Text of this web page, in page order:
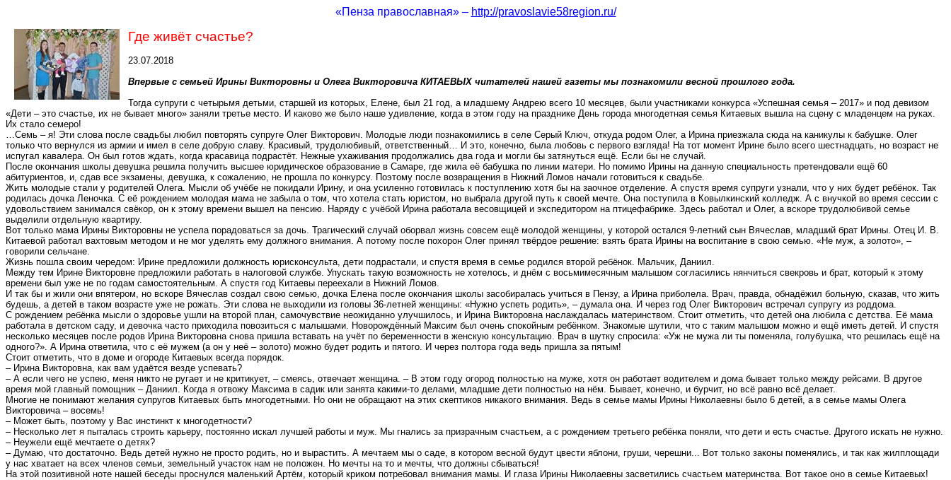
«Пенза православная» – http://pravoslavie58region.ru/
Где живёт счастье?
23.07.2018
Впервые с семьей Ирины Викторовны и Олега Викторовича КИТАЕВЫХ читателей нашей газеты мы познакомили весной прошлого года.
Тогда супруги с четырьмя детьми, старшей из которых, Елене, был 21 год, а младшему Андрею всего 10 месяцев, были участниками конкурса «Успешная семья – 2017» и под девизом
«Дети – это счастье, их не бывает много» заняли третье место. И каково же было наше удивление, когда в этом году на празднике День города многодетная семья Китаевых вышла на сцену с младенцем на руках.
Их стало семеро!
…Семь – я! Эти слова после свадьбы любил повторять супруге Олег Викторович. Молодые люди познакомились в селе Серый Ключ, откуда родом Олег, а Ирина приезжала сюда на каникулы к бабушке. Олег
только что вернулся из армии и имел в селе добрую славу. Красивый, трудолюбивый, ответственный… И это, конечно, была любовь с первого взгляда! На тот момент Ирине было всего шестнадцать, но возраст не
испугал кавалера. Он был готов ждать, когда красавица подрастёт. Нежные ухаживания продолжались два года и могли бы затянуться ещё. Если бы не случай.
После окончания школы девушка решила получить высшее юридическое образование в Самаре, где жила её бабушка по линии матери. Но помимо Ирины на данную специальность претендовали ещё 60
абитуриентов, и, сдав все экзамены, девушка, к сожалению, не прошла по конкурсу. Поэтому после возвращения в Нижний Ломов начали готовиться к свадьбе.
Жить молодые стали у родителей Олега. Мысли об учёбе не покидали Ирину, и она усиленно готовилась к поступлению хотя бы на заочное отделение. А спустя время супруги узнали, что у них будет ребёнок. Так
родилась дочка Леночка. С её рождением молодая мама не забыла о том, что хотела стать юристом, но выбрала другой путь к своей мечте. Она поступила в Ковылкинский колледж. А с внучкой во время сессии с
удовольствием занимался свёкор, он к этому времени вышел на пенсию. Наряду с учёбой Ирина работала весовщицей и экспедитором на птицефабрике. Здесь работал и Олег, а вскоре трудолюбивой семье
выделили отдельную квартиру.
Вот только мама Ирины Викторовны не успела порадоваться за дочь. Трагический случай оборвал жизнь совсем ещё молодой женщины, у которой остался 9-летний сын Вячеслав, младший брат Ирины. Отец И. В.
Китаевой работал вахтовым методом и не мог уделять ему должного внимания. А потому после похорон Олег принял твёрдое решение: взять брата Ирины на воспитание в свою семью. «Не муж, а золото», –
говорили сельчане.
Жизнь пошла своим чередом: Ирине предложили должность юрисконсульта, дети подрастали, и спустя время в семье родился второй ребёнок. Мальчик, Даниил.
Между тем Ирине Викторовне предложили работать в налоговой службе. Упускать такую возможность не хотелось, и днём с восьмимесячным малышом согласились нянчиться свекровь и брат, который к этому
времени был уже не по годам самостоятельным. А спустя год Китаевы переехали в Нижний Ломов.
И так бы и жили они впятером, но вскоре Вячеслав создал свою семью, дочка Елена после окончания школы засобиралась учиться в Пензу, а Ирина приболела. Врач, правда, обнадёжил больную, сказав, что жить
будешь, а детей в таком возрасте уже не рожать. Эти слова не выходили из головы 36-летней женщины: «Нужно успеть родить», – думала она. И через год Олег Викторович встречал супругу из роддома.
С рождением ребёнка мысли о здоровье ушли на второй план, самочувствие неожиданно улучшилось, и Ирина Викторовна наслаждалась материнством. Стоит отметить, что детей она любила с детства. Её мама
работала в детском саду, и девочка часто приходила повозиться с малышами. Новорождённый Максим был очень спокойным ребёнком. Знакомые шутили, что с таким малышом можно и ещё иметь детей. И спустя
несколько месяцев после родов Ирина Викторовна снова пришла вставать на учёт по беременности в женскую консультацию. Врач в шутку спросила: «Уж не мужа ли ты поменяла, голубушка, что решилась ещё на
одного?». А Ирина ответила, что с её мужем (а он у неё – золото) можно будет родить и пятого. И через полтора года ведь пришла за пятым!
Стоит отметить, что в доме и огороде Китаевых всегда порядок.
– Ирина Викторовна, как вам удаётся везде успевать?
– А если чего не успею, меня никто не ругает и не критикует, – смеясь, отвечает женщина. – В этом году огород полностью на муже, хотя он работает водителем и дома бывает только между рейсами. В другое
время мой главный помощник – Даниил. Когда я отвожу Максима в садик или занята какими-то делами, младшие дети полностью на нём. Бывает, конечно, и бурчит, но всё равно всё делает.
Многие не понимают желания супругов Китаевых быть многодетными. Но они не обращают на этих скептиков никакого внимания. Ведь в семье мамы Ирины Николаевны было 6 детей, а в семье мамы Олега
Викторовича – восемь!
– Может быть, поэтому у Вас инстинкт к многодетности?
– Несколько лет я пыталась строить карьеру, постоянно искал лучшей работы и муж. Мы гнались за призрачным счастьем, а с рождением третьего ребёнка поняли, что дети и есть счастье. Другого искать не нужно.
– Неужели ещё мечтаете о детях?
– Думаю, что достаточно. Ведь детей нужно не просто родить, но и вырастить. А мечтаем мы о саде, в котором весной будут цвести яблони, груши, черешни... Вот только законы поменялись, и так как жилплощади
у нас хватает на всех членов семьи, земельный участок нам не положен. Но мечты на то и мечты, что должны сбываться!
На этой позитивной ноте нашей беседы проснулся маленький Артём, который криком потребовал внимания мамы. И глаза Ирины Николаевны засветились счастьем материнства. Вот такое оно в семье Китаевых!